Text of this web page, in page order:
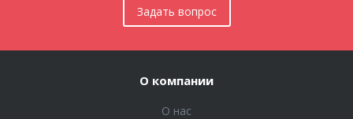
Задать вопрос
О компании
О нас